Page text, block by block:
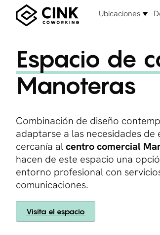
Ubicaciones
Espacio de
Manoteras
Combinación de diseño
adaptarse a las necesidades de
cercanía alcentro comercial
hacen de este espacio una
entorno profesional con
comunicaciones.
Visita el espacio